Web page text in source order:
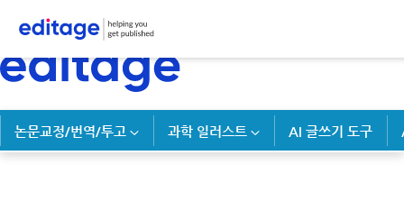
논문교정/번역/투고 과학 일러스트 AI 글쓰기 도구